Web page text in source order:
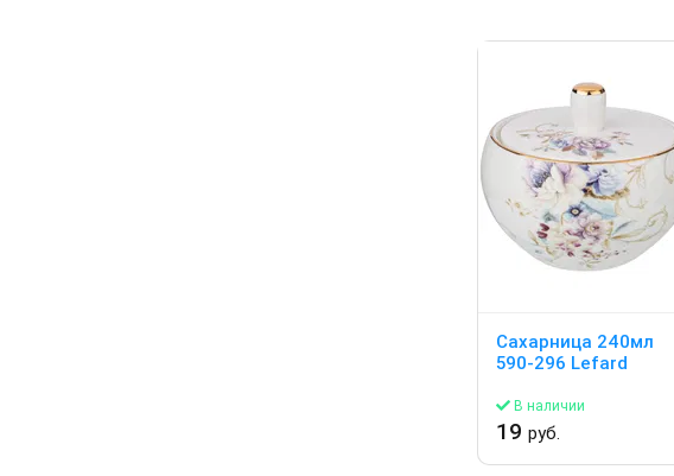
Сахарница 240мл
590-296 Lefard
В наличии
19 руб.